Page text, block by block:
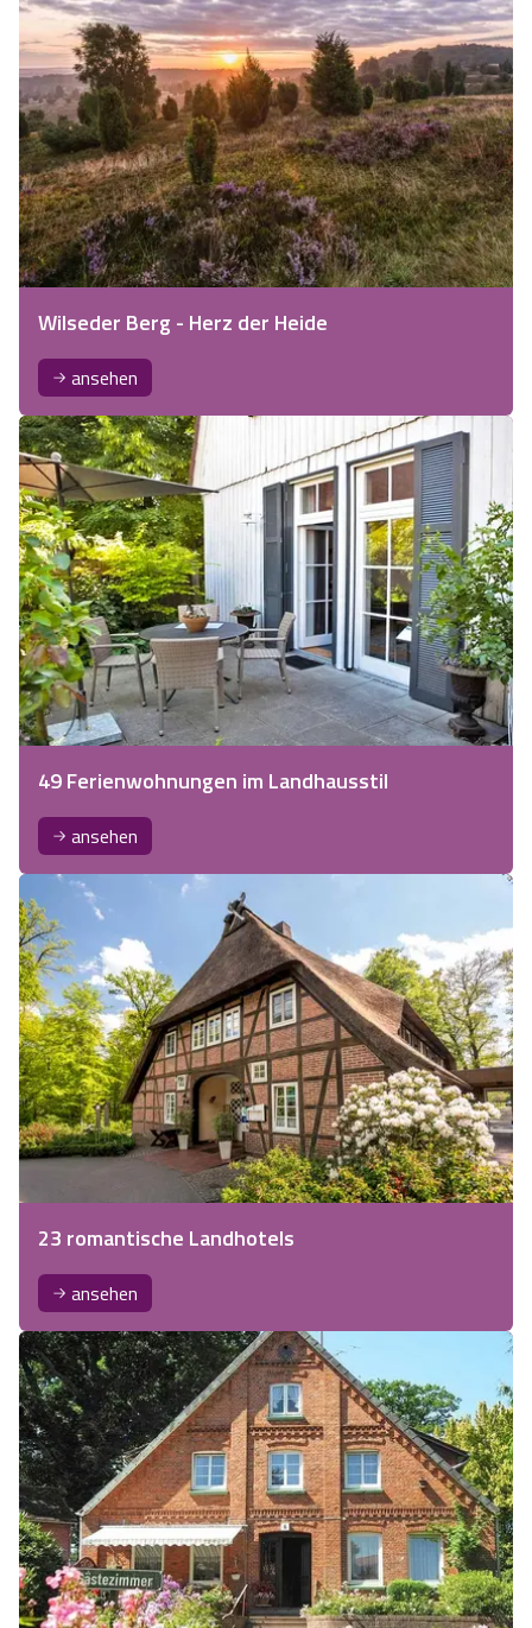
perfekten Reiseziel für Familien un…
Wilseder Berg - Herz der Heide
ansehen
49 Ferienwohnungen im Landhausstil
ansehen
23 romantische Landhotels
ansehen